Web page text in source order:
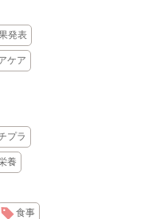
発表
ケア
プラ
養
食事